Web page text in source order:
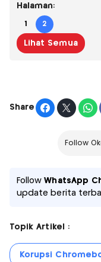
Halaman:
1 2
Lihat Semua
Share
Follow
FollowWhatsApp
update berita
Topik Artikel :
Korupsi